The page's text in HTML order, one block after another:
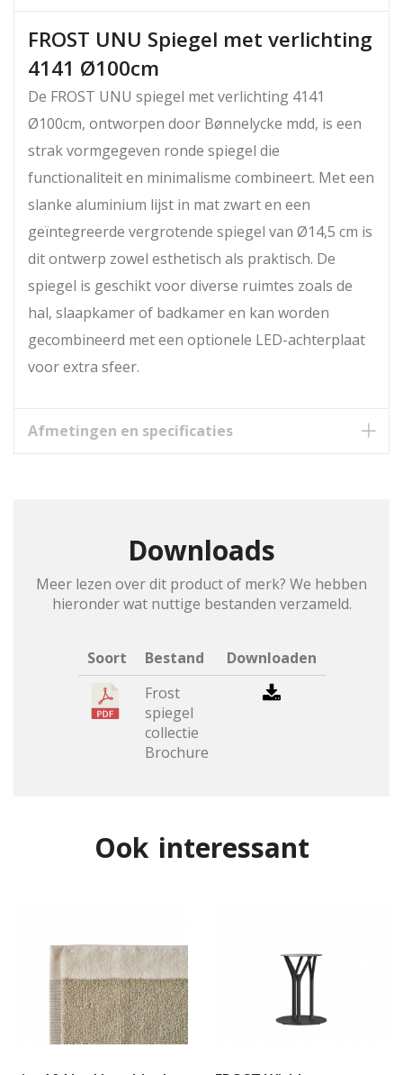
FROST UNU Spiegel met verlichting
4141 Ø100cm
De FROST UNU spiegel met verlichting 4141
Ø100cm, ontworpen door Bønnelycke mdd, is een
strak vormgegeven ronde spiegel die
functionaliteit en minimalisme combineert. Met een
slanke aluminium lijst in mat zwart en een
geïntegreerde vergrotende spiegel van Ø14,5 cm is
dit ontwerp zowel esthetisch als praktisch. De
spiegel is geschikt voor diverse ruimtes zoals de
hal, slaapkamer of badkamer en kan worden
gecombineerd met een optionele LED-achterplaat
voor extra sfeer.
Afmetingen en specificaties
Downloads
Meer lezen over dit product of merk? We hebben
hieronder wat nuttige bestanden verzameld.
Soort Bestand
Downloaden
Frost
spiegel
collectie
Brochure
Ook interessant